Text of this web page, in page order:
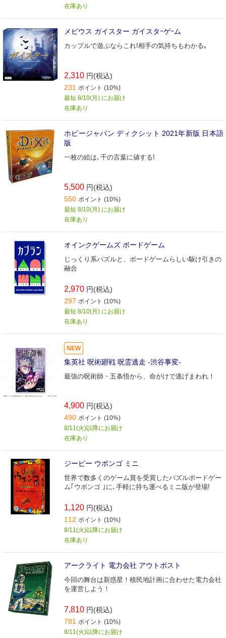
在庫あり
メビウス ガイスター ガイスタｰゲｰム
カップルで遊ぶならこれ!相手の気持ちもわかる｡
2,310 円(税込)
231 ポイント (10%)
最短 8/10(月) にお届け
在庫あり
ホビージャパン ディクシット 2021年新版 日本語
版
一枚の絵は､千の言葉に値する!
5,500 円(税込)
550 ポイント (10%)
最短 8/10(月) にお届け
在庫あり
オインクゲームズ ボードゲーム
じっくり系パズルと、ボードゲームらしい駆け引きの
融合
2,970 円(税込)
297 ポイント (10%)
最短 8/10(月) にお届け
在庫あり
NEW
集英社 呪術廻戦 呪霊逃走 -渋谷事変-
最強の呪術師・五条悟から、命がけで逃げまわれ！
4,900 円(税込)
490 ポイント (10%)
8/11(火)以降にお届け
在庫あり
ジーピー ウボンゴ ミニ
世界で数多くのゲーム賞を受賞したパズルボードゲー
ム｢ウボンゴ ｣に､手軽に持ち運べるミニ版が登場!
1,120 円(税込)
112 ポイント (10%)
8/11(火)以降にお届け
在庫あり
アークライト 電力会社 アウトポスト
今回の舞台は新惑星！植民地計画に合わせた電力会社
を運営しよう！
7,810 円(税込)
781 ポイント (10%)
8/11(火)以降にお届け